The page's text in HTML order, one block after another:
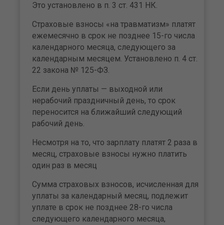
Это установлено в п. 3 ст. 431 НК.
Страховые взносы «на травматизм» платят
ежемесячно в срок не позднее 15-го числа
календарного месяца, следующего за
календарным месяцем. Установлено п. 4 ст.
22 закона № 125-ФЗ.
Если день уплаты — выходной или
нерабочий праздничный день, то срок
переносится на ближайший следующий
рабочий день.
Несмотря на то, что зарплату платят 2 раза в
месяц, страховые взносы нужно платить
один раз в месяц
Сумма страховых взносов, исчисленная для
уплаты за календарный месяц, подлежит
уплате в срок не позднее 28-го числа
следующего календарного месяца,